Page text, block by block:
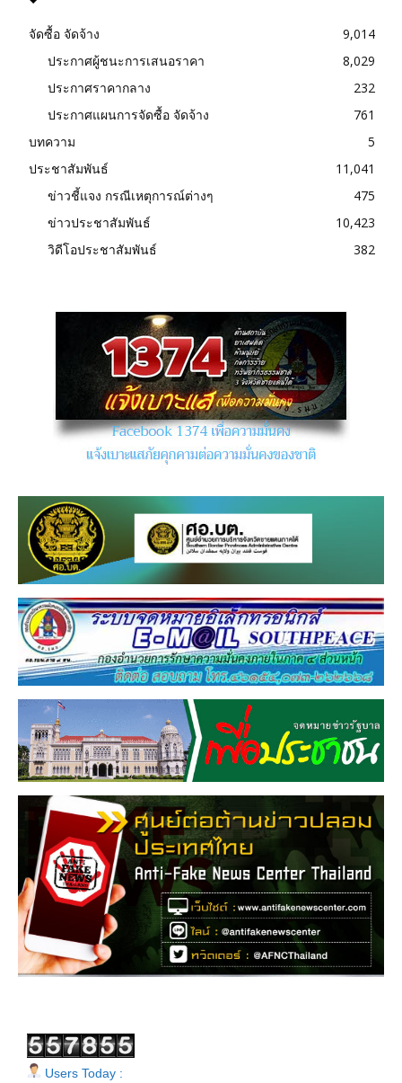
จัดซื้อ จัดจ้าง
9,014
ประกาศผู้ชนะการเสนอราคา
8,029
ประกาศราคากลาง
232
ประกาศแผนการจัดซื้อ จัดจ้าง
761
บทความ
5
ประชาสัมพันธ์
11,041
ข่าวชี้แจง กรณีเหตุการณ์ต่างๆ
475
ข่าวประชาสัมพันธ์
10,423
วิดีโอประชาสัมพันธ์
382
Users Today :